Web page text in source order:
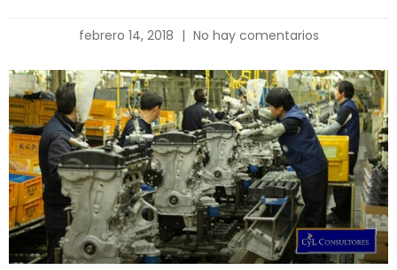
febrero 14, 2018 No hay comentarios